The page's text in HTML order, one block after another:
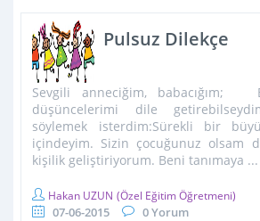
Pulsuz Dilekçe
Sevgili anneciğim, babacığım;
düşüncelerimi dile
söylemek isterdim:Sürekli bir
içindeyim. Sizin çocuğunuz olsam
kişilik geliştiriyorum. Beni tanımaya ...
Hakan UZUN (Özel Eğitim Öğretmeni)
07-06-2015 0 Yorum